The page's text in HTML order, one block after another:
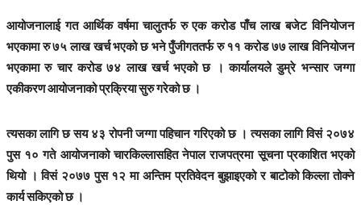
आयोजनालाई गत आर्थिक वर्षमा चालुतर्फ रु एक करोड पाँच लाख बजेट विनियोजन
भएकामा रु ७५ लाख खर्च भएको छ भने पुँजीगततर्फ रु ११ करोड ७७ लाख विनियोजन
भएकामा रु चार करोड ७४ लाख खर्च भएको छ । कार्यालयले डुम्रे भन्सार जग्गा
एकीकरण आयोजनाको प्रक्रिया सुरु गरेको छ ।
त्यसका लागि छ सय ४३ रोपनी जग्गा पहिचान गरिएको छ । त्यसका लागि विसं २०७४
पुस १० गते आयोजनाको चारकिल्लासहित नेपाल राजपत्रमा सूचना प्रकाशित भएको
थियो । विसं २०७७ पुस १२ मा अन्तिम प्रतिवेदन बुझाइएको र बाटोको किल्ला तोक्ने
कार्य सकिएको छ ।